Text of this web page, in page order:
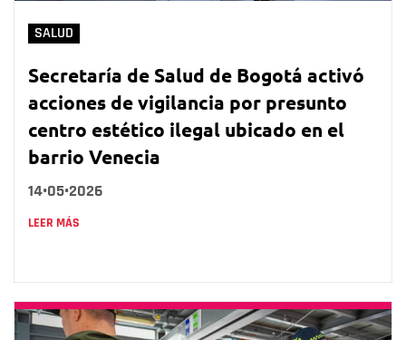
SALUD
Secretaría de Salud de Bogotá activó
acciones de vigilancia por presunto
centro estético ilegal ubicado en el
barrio Venecia
14•05•2026
LEER MÁS